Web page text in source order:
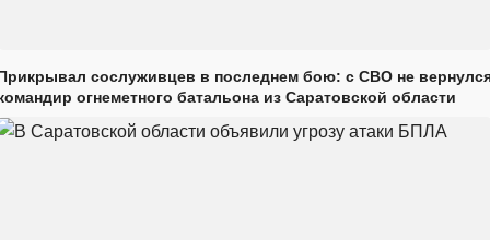
сослуживцев в последнем бою: с СВО не
огнеметного батальона из Саратовской области